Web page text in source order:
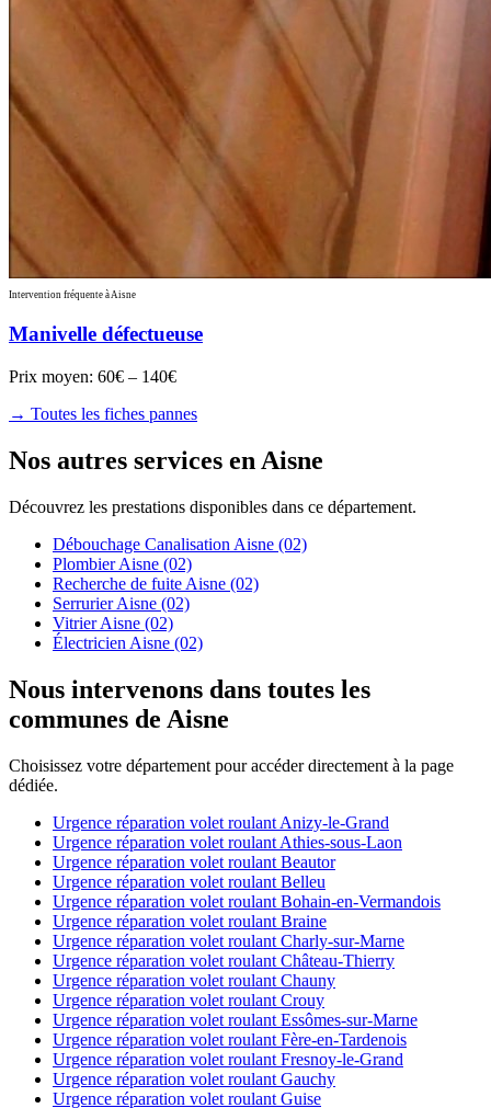
Intervention fréquente à Aisne
Manivelle défectueuse
Prix moyen: 60€ – 140€
→ Toutes les fiches pannes
Nos autres services en Aisne
Découvrez les prestations disponibles dans ce département.
Débouchage Canalisation Aisne (02)
Plombier Aisne (02)
Recherche de fuite Aisne (02)
Serrurier Aisne (02)
Vitrier Aisne (02)
Électricien Aisne (02)
Nous intervenons dans toutes les
communes de Aisne
Choisissez votre département pour accéder directement à la page
dédiée.
Urgence réparation volet roulant Anizy-le-Grand
Urgence réparation volet roulant Athies-sous-Laon
Urgence réparation volet roulant Beautor
Urgence réparation volet roulant Belleu
Urgence réparation volet roulant Bohain-en-Vermandois
Urgence réparation volet roulant Braine
Urgence réparation volet roulant Charly-sur-Marne
Urgence réparation volet roulant Château-Thierry
Urgence réparation volet roulant Chauny
Urgence réparation volet roulant Crouy
Urgence réparation volet roulant Essômes-sur-Marne
Urgence réparation volet roulant Fère-en-Tardenois
Urgence réparation volet roulant Fresnoy-le-Grand
Urgence réparation volet roulant Gauchy
Urgence réparation volet roulant Guise